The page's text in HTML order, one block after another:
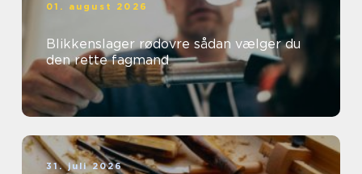
01. august 2026
Blikkenslager rødovre sådan vælger du
den rette fagmand
31. juli 2026